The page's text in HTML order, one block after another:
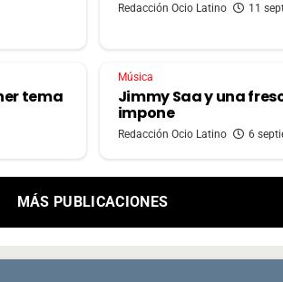
Redacción Ocio Latino 11
tema
Música
Jimmy Saa y una
impone
Redacción Ocio Latino 6
MÁS PUBLICACIONES